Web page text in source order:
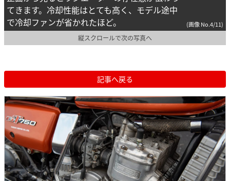
てきます。冷却性能はとても高く、モデル途中
で冷却ファンが省かれたほど。
(画像 No.4/11)
縦スクロールで次の写真へ
記事へ戻る